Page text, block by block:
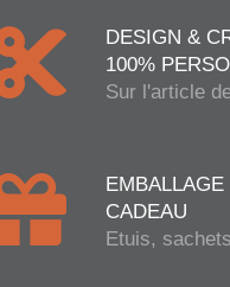
DESIGN &
100%
Sur l'article
EMBALLAGE
CADEAU
Etuis,